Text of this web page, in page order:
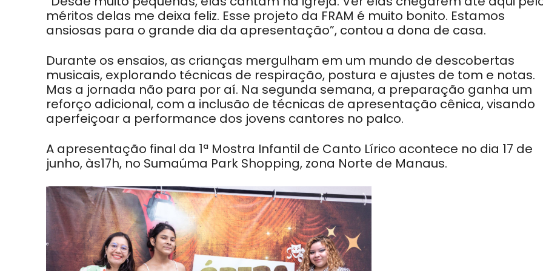
méritos delas me deixa feliz. Esse projeto da FRAM é muito bonito. Estamos
ansiosas para o grande dia da apresentação”, contou a dona de casa.
Durante os ensaios, as crianças mergulham em um mundo de descobertas
musicais, explorando técnicas de respiração, postura e ajustes de tom e notas.
Mas a jornada não para por aí. Na segunda semana, a preparação ganha um
reforço adicional, com a inclusão de técnicas de apresentação cênica, visando
aperfeiçoar a performance dos jovens cantores no palco.
A apresentação final da 1ª Mostra Infantil de Canto Lírico acontece no dia 17 de
junho, às17h, no Sumaúma Park Shopping, zona Norte de Manaus.